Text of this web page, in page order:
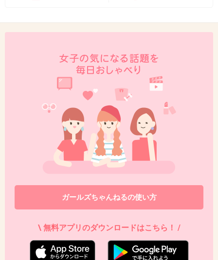
ガールズちゃんねるの使い方
\ 無料アプリのダウンロードはこちら！ /